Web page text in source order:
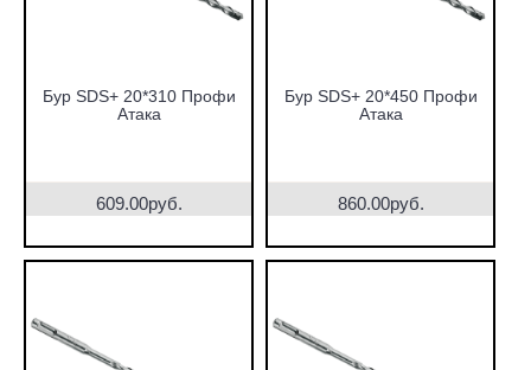
Бур SDS+ 20*310 Профи
Атака
609.00руб.
Бур SDS+ 20*450 Профи
Атака
860.00руб.